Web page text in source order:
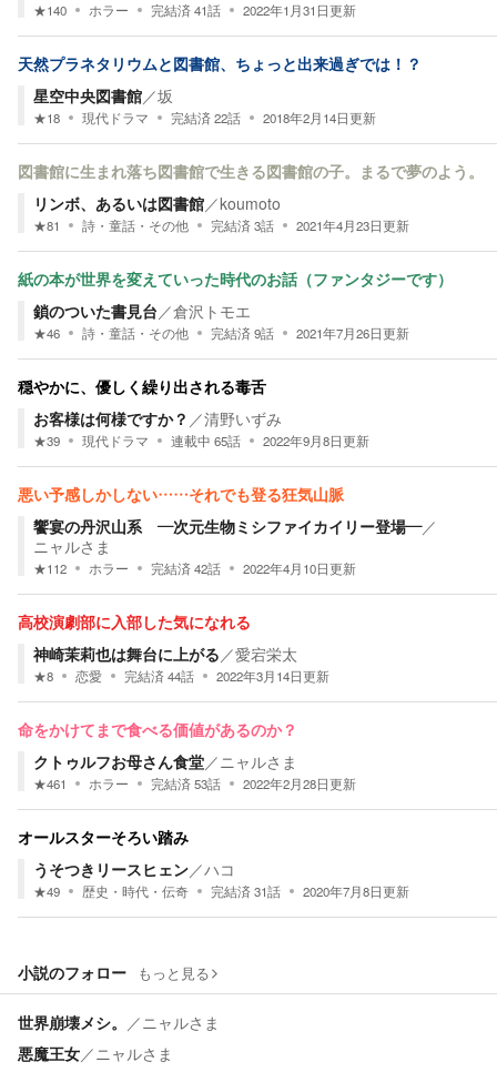
★140 ホラー 完結済41話 2022年1月31日更新
天然プラネタリウムと図書館、ちょっと出来過ぎでは！？
星空中央図書館／坂
★18 現代ドラマ 完結済22話 2018年2月14日更新
図書館に生まれ落ち図書館で生きる図書館の子。まるで夢のよう。
リンボ、あるいは図書館／koumoto
★81 詩・童話・その他 完結済3話 2021年4月23日更新
紙の本が世界を変えていった時代のお話（ファンタジーです）
鎖のついた書見台／倉沢トモエ
★46 詩・童話・その他 完結済9話 2021年7月26日更新
穏やかに、優しく繰り出される毒舌
お客様は何様ですか？ ／清野いずみ
★39 現代ドラマ 連載中 65話 2022年9月8日更新
悪い予感しかしない……それでも登る狂気山脈
饗宴の丹沢山系 ―次元生物ミシファイカイリー登場―／
ニャルさま
★112 ホラー 完結済42話 2022年4月10日更新
高校演劇部に入部した気になれる
神崎茉莉也は舞台に上がる／愛宕栄太
★8 恋愛 完結済44話 2022年3月14日更新
命をかけてまで食べる価値があるのか？
クトゥルフお母さん食堂／ニャルさま
★461 ホラー 完結済53話 2022年2月28日更新
オールスターそろい踏み
うそつきリースヒェン／ハコ
★49 歴史・時代・伝奇 完結済31話 2020年7月8日更新
小説のフォロー もっと見る
世界崩壊メシ。 ／ニャルさま
悪魔王女／ニャルさま